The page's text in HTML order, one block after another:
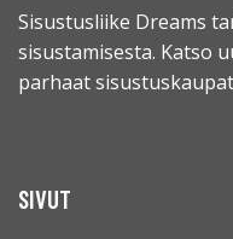
Sisustusliike Dreams
sisustamisesta. Katso
parhaat
SIVUT